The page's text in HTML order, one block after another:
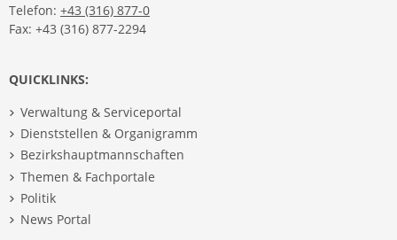
Telefon: +43 (316) 877-0
Fax: +43 (316) 877-2294
QUICKLINKS:
Verwaltung & Serviceportal
Dienststellen & Organigramm
Bezirkshauptmannschaften
Themen & Fachportale
Politik
News Portal